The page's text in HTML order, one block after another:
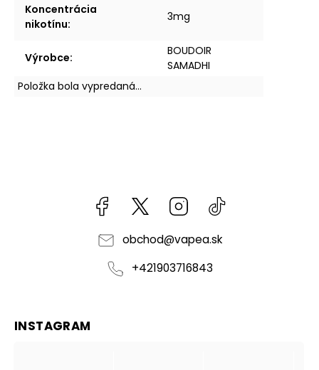
Koncentrácia
nikotínu:
3mg
Výrobce:
BOUDOIR
SAMADHI
Položka bola vypredaná…
Facebook kzifcak85131Instagram
obchod@vapea.sk
+421903716843
INSTAGRAM